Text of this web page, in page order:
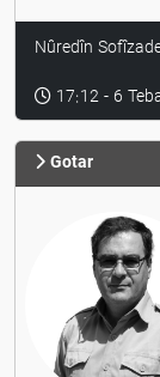
Gelawêj
Nûredîn
17:12 - 6